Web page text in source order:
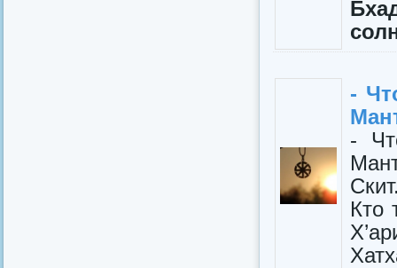
-
-
Кто